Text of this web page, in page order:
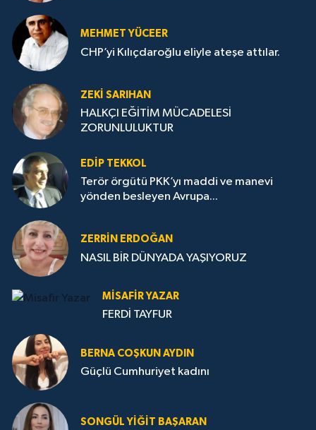
MEHMET YÜCEER
CHP’yi Kılıçdaroğlu eliyle ateşe attılar.
ZEKI SARIHAN
HALKÇI EĞİTİM MÜCADELESİ
ZORUNLULUKTUR
EDIP TEKKOL
Terör örgütü PKK’yı maddi ve manevi
yönden besleyen Avrupa...
ZERRIN ERDOĞAN
NASIL BİR DÜNYADA YAŞIYORUZ
MISAFIR YAZAR
FERDİ TAYFUR
BERNA COŞKUN AYDIN
Güçlü Cumhuriyet kadını
SONGÜL YIĞIT BAŞARAN